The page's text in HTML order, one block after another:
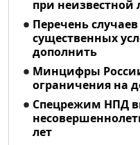
при неизвестной
Перечень
существенных
дополнить
Минцифры
ограничения на
Спецрежим НПД
лет